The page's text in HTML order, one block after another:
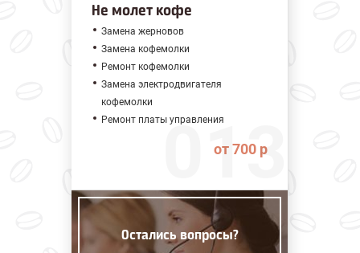
Не молет кофе
Замена жерновов
Замена кофемолки
Ремонт кофемолки
Замена электродвигателя
кофемолки
Ремонт платы управления
от 700 р
Остались вопросы?